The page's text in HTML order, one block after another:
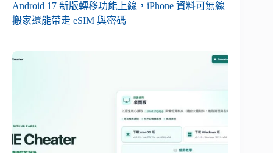
Android 17 新版轉移功能上線，iPhone 資料可無線
搬家還能帶走 eSIM 與密碼